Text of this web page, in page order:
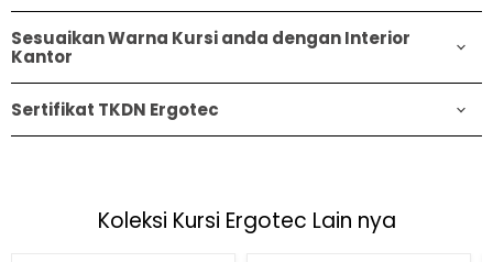
Sesuaikan Warna Kursi anda dengan Interior
Kantor
Sertifikat TKDN Ergotec
Koleksi Kursi Ergotec Lain nya